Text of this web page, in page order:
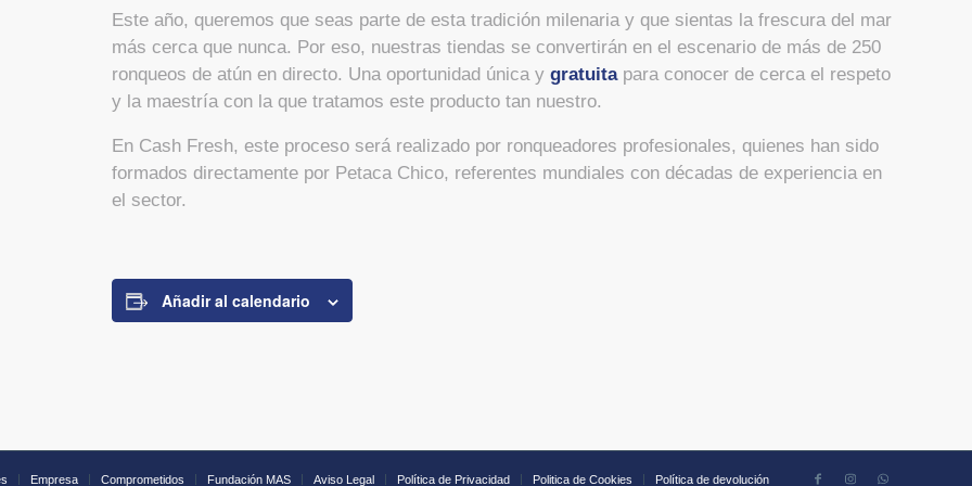
Este año, queremos que seas parte de esta tradición milenaria y que sientas la frescura del mar
más cerca que nunca. Por eso, nuestras tiendas se convertirán en el escenario de más de 250
ronqueos de atún en directo. Una oportunidad única y gratuitapara conocer de cerca el respeto
y la maestría con la que tratamos este producto tan nuestro.
En Cash Fresh, este proceso será realizado por ronqueadores profesionales, quienes han sido
formados directamente por Petaca Chico, referentes mundiales con décadas de experiencia en
el sector.
Añadir al calendario
Empresa Comprometidos Fundación MAS Aviso Legal Política de Privacidad Politica de Cookies Política de devolución